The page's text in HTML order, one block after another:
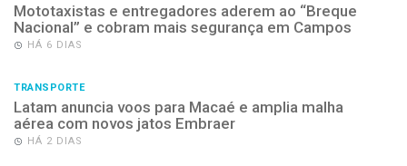
Mototaxistas e entregadores aderem ao “Breque
Nacional” e cobram mais segurança em Campos
HÁ 6 DIAS
TRANSPORTE
Latam anuncia voos para Macaé e amplia malha
aérea com novos jatos Embraer
HÁ 2 DIAS